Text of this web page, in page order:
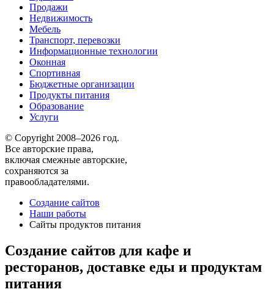
Продажи
Недвижимость
Мебель
Транспорт, перевозки
Информационные технологии
Оконная
Спортивная
Бюджетные организации
Продукты питания
Образование
Услуги
© Copyright 2008–2026 год.
Все авторские права,
включая смежные авторские,
сохраняются за
правообладателями.
Создание сайтов
Наши работы
Сайты продуктов питания
Создание сайтов для кафе и
ресторанов, доставке еды и продуктам
питания